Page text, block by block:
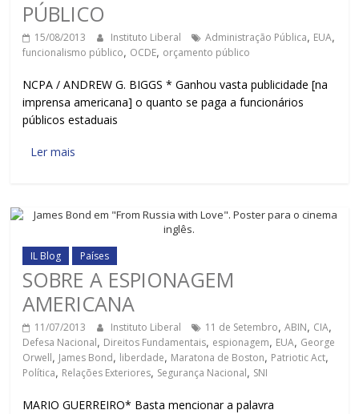
PÚBLICO
15/08/2013 Instituto Liberal Administração Pública, EUA,
funcionalismo público, OCDE, orçamento público
NCPA / ANDREW G. BIGGS * Ganhou vasta publicidade [na
imprensa americana] o quanto se paga a funcionários
públicos estaduais
Ler mais
IL Blog Países
SOBRE A ESPIONAGEM
AMERICANA
11/07/2013 Instituto Liberal 11 de Setembro,ABIN, CIA,
Defesa Nacional, Direitos Fundamentais, espionagem, EUA, George
Orwell, James Bond, liberdade, Maratona de Boston, Patriotic Act,
Política, Relações Exteriores, Segurança Nacional, SNI
MARIO GUERREIRO* Basta mencionar a palavra